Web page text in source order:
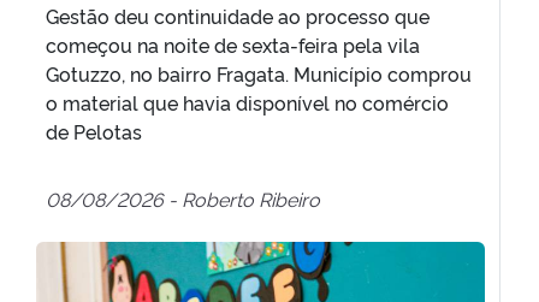
Gestão deu continuidade ao processo que
começou na noite de sexta-feira pela vila
Gotuzzo, no bairro Fragata. Município comprou
o material que havia disponível no comércio
de Pelotas
08/08/2026 - Roberto Ribeiro